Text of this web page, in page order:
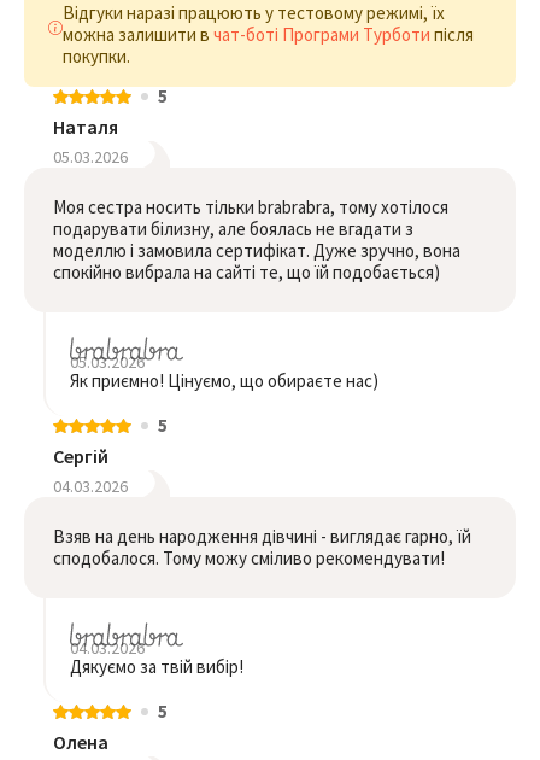
Відгуки наразі працюють у тестовому режимі, їх
можна залишити в чат-боті Програми Турботи після
покупки.
5
Наталя
05.03.2026
Моя сестра носить тільки brabrabra, тому хотілося
подарувати білизну, але боялась не вгадати з
моделлю і замовила сертифікат. Дуже зручно, вона
спокійно вибрала на сайті те, що їй подобається)
05.03.2026
Як приємно! Цінуємо, що обираєте нас)
5
Сергій
04.03.2026
Взяв на день народження дівчині - виглядає гарно, їй
сподобалося. Тому можу сміливо рекомендувати!
04.03.2026
Дякуємо за твій вибір!
5
Олена